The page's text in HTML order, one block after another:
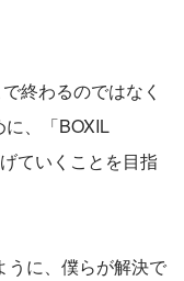
終わるのではなく
、「BOXIL
ていくことを目指
うに、僕らが解決で